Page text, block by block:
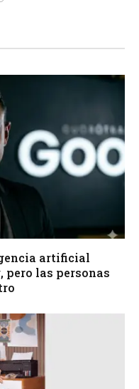
artificial
pero las personas